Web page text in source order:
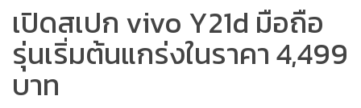
เปิดสเปก vivo Y21d มือถือ
รุ่นเริ่มต้นแกร่งในราคา 4,499
บาท